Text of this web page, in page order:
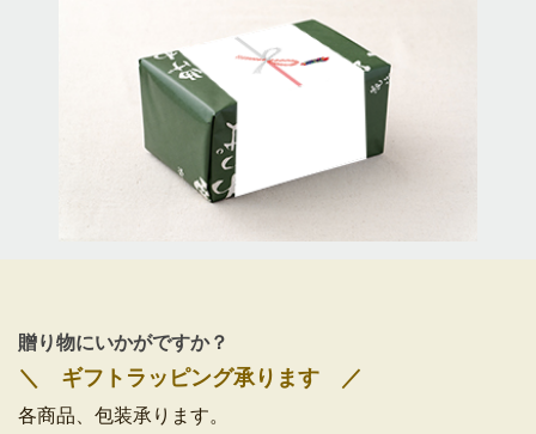
贈り物にいかがですか？
＼ ギフトラッピング承ります ／
各商品、包装承ります。